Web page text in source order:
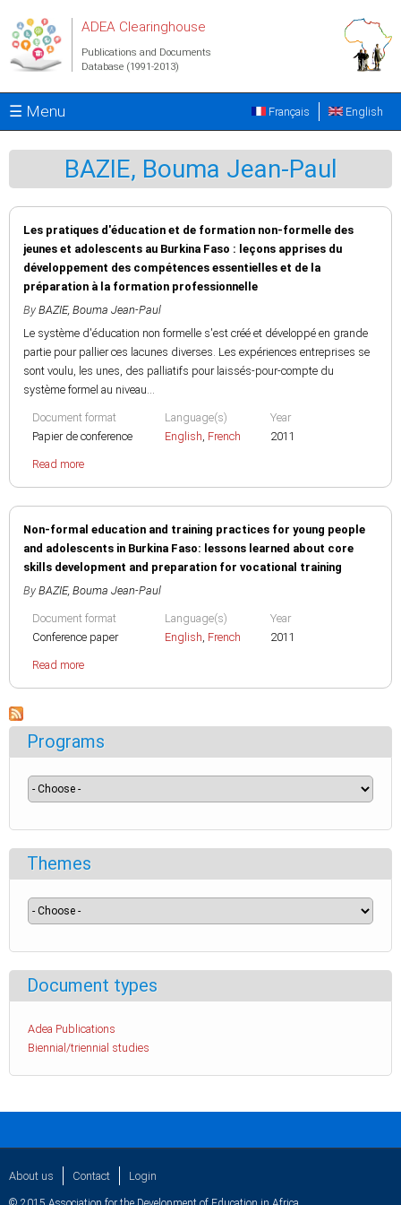
ADEA Clearinghouse
Publications and Documents
Database (1991-2013)
☰ Menu English
Français
BAZIE, Bouma Jean-Paul
Les pratiques d'éducation et de formation non-formelle des
jeunes et adolescents au Burkina Faso : leçons apprises du
développement des compétences essentielles et de la
préparation à la formation professionnelle
By BAZIE, Bouma Jean-Paul
Le système d'éducation non formelle s'est créé et développé en grande
partie pour pallier ces lacunes diverses. Les expériences entreprises se
sont voulu, les unes, des palliatifs pour laissés-pour-compte du
système formel au niveau...
Document format
Papier de conference
Language(s)
English, French
Year
2011
Read more
Non-formal education and training practices for young people
and adolescents in Burkina Faso: lessons learned about core
skills development and preparation for vocational training
By BAZIE, Bouma Jean-Paul
Document format
Conference paper
Language(s)
English, French
Year
2011
Read more
Programs
Themes
Document types
Adea Publications
Biennial/triennial studies
About us Contact Login